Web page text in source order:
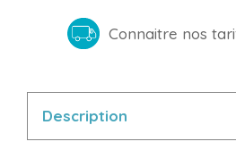
Connaitre nos
Description